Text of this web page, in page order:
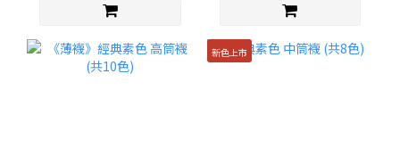
新色上市